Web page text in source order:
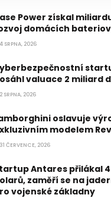
Power získal
domácích
SRPNA, 2026
valuace 2 miliard
SRPNA, 2026
oslavuje
modelem
ČERVENCE, 2026
Antares přilákal
zaměří se na
vojenské základny